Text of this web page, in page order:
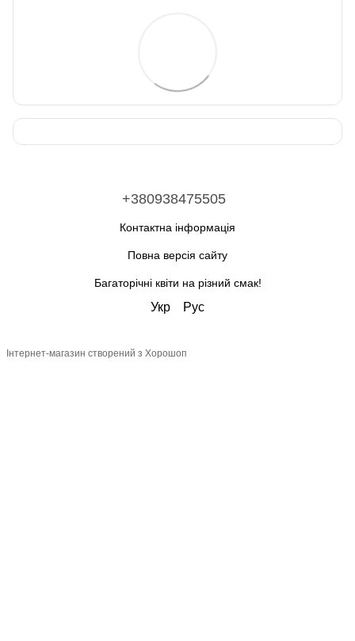
+380938475505
Контактна інформація
Повна версія сайту
Багаторічні квіти на різний смак!
Укр Рус
Інтернет-магазин створений з Хорошоп